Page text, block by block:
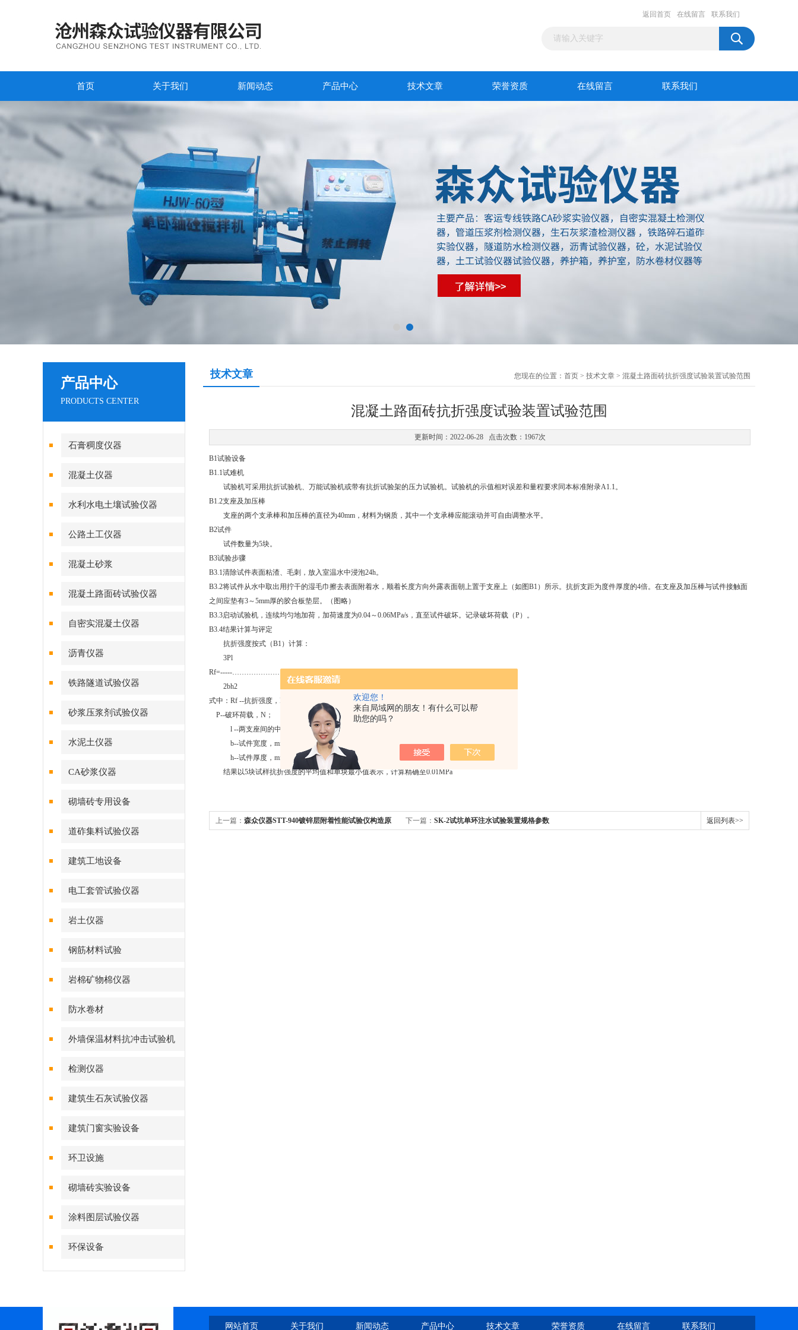
欢迎您！
来自局域网的朋友！有什么可以帮
助您的吗？
返回首页 在线留言 联系我们
首页 关于我们 新闻动态 产品中心 技术文章 荣誉资质 在线留言 联系我们
产品中心
PRODUCTS CENTER
石膏稠度仪器
混凝土仪器
水利水电土壤试验仪器
公路土工仪器
混凝土砂浆
混凝土路面砖试验仪器
自密实混凝土仪器
沥青仪器
铁路隧道试验仪器
砂浆压浆剂试验仪器
水泥土仪器
CA砂浆仪器
砌墙砖专用设备
道砟集料试验仪器
建筑工地设备
电工套管试验仪器
岩土仪器
钢筋材料试验
岩棉矿物棉仪器
防水卷材
外墙保温材料抗冲击试验机
检测仪器
建筑生石灰试验仪器
建筑门窗实验设备
环卫设施
砌墙砖实验设备
涂料图层试验仪器
环保设备
技术文章 您现在的位置： 首页 > 技术文章 > 混凝土路面砖抗折强度试验装置试验范围
混凝土路面砖抗折强度试验装置试验范围
更新时间：2022-06-28 点击次数：1967次
B1试验设备
B1.1试难机
试验机可采用抗折试验机、万能试验机或带有抗折试验架的压力试验机。试验机的示值相对误差和量程要求同本标准附录A1.1。
B1.2支座及加压棒
支座的两个支承棒和加压棒的直径为40mm ，材料为钢质，其中一个支承棒应能滚动并可自由调整水平。
B2试件
试件数量为5块。
B3试验步骤
B3.1清除试件表面粘渣、毛刺，放入室温水中浸泡24h。
B3.2将试件从水中取出用拧干的湿毛巾擦去表面附着水，顺着长度方向外露表面朝上置于支座上（如图B1 ）所示。抗折支距为度件厚度的4倍。在支座及加压棒与试件接触面
之间应垫有3～5mm厚的胶合板垫层。（图略）
B3.3启动试验机，连续均匀地加荷，加荷速度为0.04～0.06MPa/s ，直至试件破坏。记录破坏荷载（P）。
B3.4结果计算与评定
抗折强度按式（B1 ）计算：
3Pl
Rf=-----………………………………
2bh2
式中： Rf --抗折强度， MPa
P--破环荷载， N ；
l --两支座间的中心距离， mm；
b--试件宽度， mm
h--试件厚度， mm
结果以5块试样抗折强度的平均值和单块最小值表示，计算精确至0.01MPa
上一篇： 森众仪器STT-940镀锌层附着性能试验仪构造原 下一篇： SK-2试坑单环注水试验装置规格参数 返回列表>>
网站首页 关于我们 新闻动态 产品中心 技术文章 荣誉资质 在线留言 联系我们